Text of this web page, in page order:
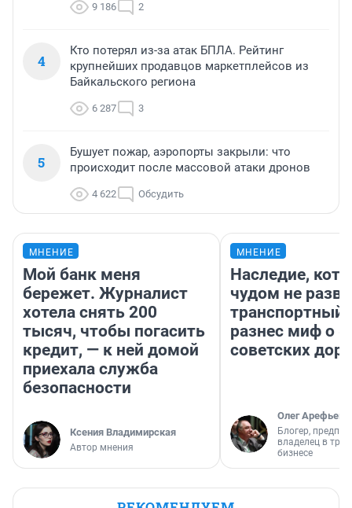
9 186 2
4
Кто потерял из-за атак БПЛА. Рейтинг
крупнейших продавцов маркетплейсов из
Байкальского региона
6 287 3
5
Бушует пожар, аэропорты закрыли: что
происходит после массовой атаки дронов
4 622 Обсудить
МНЕНИЕ
Мой банк меня
бережет. Журналист
хотела снять 200
тысяч, чтобы погасить
кредит, — к ней домой
приехала служба
безопасности
Ксения Владимирская
Автор мнения
МНЕНИЕ
Наследие,
чудом не
транспортный
разнес миф о
советских
Олег Арефьев
Блогер,
владелец в
бизнесе